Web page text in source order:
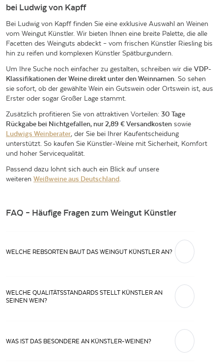
bei Ludwig von Kapff
Bei Ludwig von Kapff finden Sie eine exklusive Auswahl an Weinen
vom Weingut Künstler. Wir bieten Ihnen eine breite Palette, die alle
Facetten des Weinguts abdeckt – vom frischen Künstler Riesling bis
hin zu reifen und komplexen Künstler Spätburgundern.
Um Ihre Suche noch einfacher zu gestalten, schreiben wir die VDP-
Klassifikationen der Weine direkt unter den Weinnamen . So sehen
sie sofort, ob der gewählte Wein ein Gutswein oder Ortswein ist, aus
Erster oder sogar Großer Lage stammt.
Zusätzlich profitieren Sie von attraktiven Vorteilen: 30 Tage
Rückgabe bei Nichtgefallen, nur 2,89 € Versandkosten sowie
Ludwigs Weinberater, der Sie bei Ihrer Kaufentscheidung
unterstützt. So kaufen Sie Künstler-Weine mit Sicherheit, Komfort
und hoher Servicequalität.
Passend dazu lohnt sich auch ein Blick auf unsere
weiteren Weißweine aus Deutschland
FAQ – Häufige Fragen zum Weingut Künstler
WELCHE REBSORTEN BAUT DAS WEINGUT KÜNSTLER AN?
an. Aber auch andere Rebsorten wie Chardonnay, Weißburgunder oder
Alvarinho gehören zum Sortiment.
WELCHE QUALITÄTSSTANDARDS STELLT KÜNSTLER AN
SEINEN WEIN?
niedrige Erträge und präzise Kellerarbeit, um Weine mit klarer regionaler
Identität und in hoher Qualität zu erzeugen.
WAS IST DAS BESONDERE AN KÜNSTLER-WEINEN?